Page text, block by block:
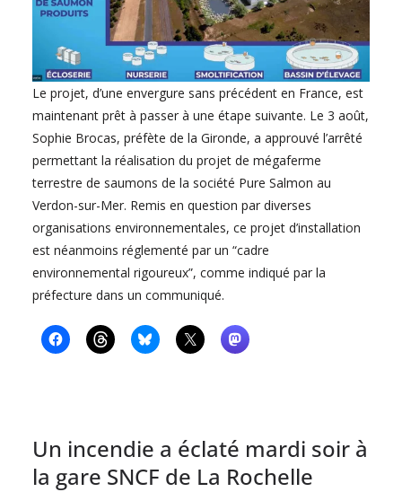
Le projet, d’une envergure sans précédent en France, est
maintenant prêt à passer à une étape suivante. Le 3 août,
Sophie Brocas, préfète de la Gironde, a approuvé l’arrêté
permettant la réalisation du projet de mégaferme
terrestre de saumons de la société Pure Salmon au
Verdon-sur-Mer. Remis en question par diverses
organisations environnementales, ce projet d’installation
est néanmoins réglementé par un “cadre
environnemental rigoureux”, comme indiqué par la
préfecture dans un communiqué.
Un incendie a éclaté mardi soir à
la gare SNCF de La Rochelle